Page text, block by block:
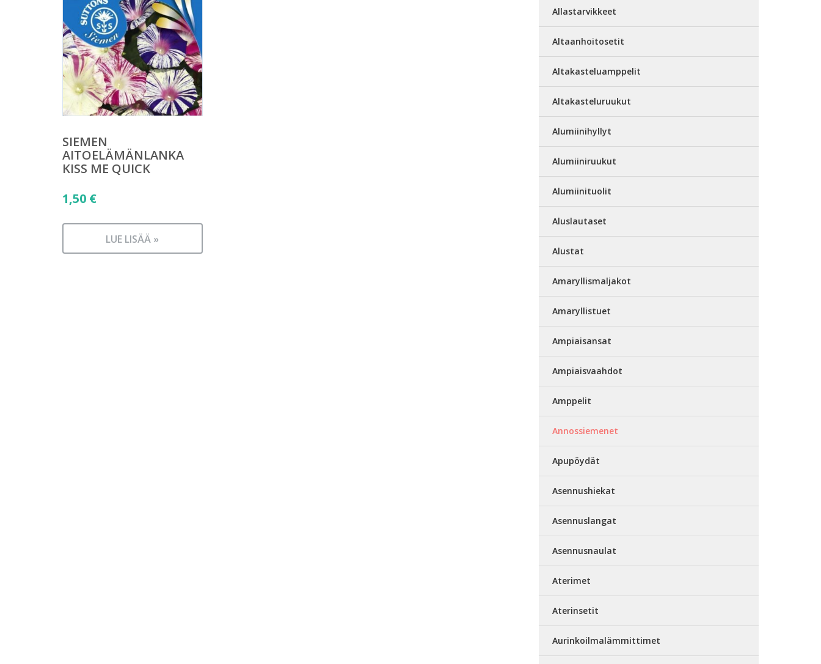
SIEMEN
AITOELÄMÄNLANKA
KISS ME QUICK
1,50 €
LUE LISÄÄ »
Allastarvikkeet
Altaanhoitosetit
Altakasteluamppelit
Altakasteluruukut
Alumiinihyllyt
Alumiiniruukut
Alumiinituolit
Aluslautaset
Alustat
Amaryllismaljakot
Amaryllistuet
Ampiaisansat
Ampiaisvaahdot
Amppelit
Annossiemenet
Apupöydät
Asennushiekat
Asennuslangat
Asennusnaulat
Aterimet
Aterinsetit
Aurinkoilmalämmittimet